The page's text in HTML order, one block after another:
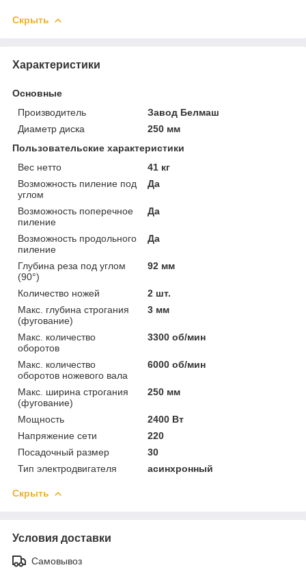
Скрыть
Характеристики
Основные
Производитель
Завод Белмаш
Диаметр диска
250 мм
Пользовательские характеристики
Вес нетто
41 кг
Возможность пиление под
углом
Да
Возможность поперечное
пиление
Да
Возможность продольного
пиление
Да
Глубина реза под углом
(90°)
92 мм
Количество ножей
2 шт.
Макс. глубина строгания
(фугование)
3 мм
Макс. количество
оборотов
3300 об/мин
Макс. количество
оборотов ножевого вала
6000 об/мин
Макс. ширина строгания
(фугование)
250 мм
Мощность
2400 Вт
Напряжение сети
220
Посадочный размер
30
Тип электродвигателя
асинхронный
Скрыть
Условия доставки
Самовывоз